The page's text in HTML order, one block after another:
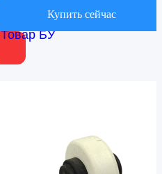
Товар БУ
Купить сейчас